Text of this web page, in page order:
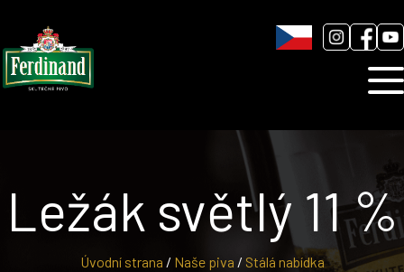
Blog
Úvodní strana / Naše piva / Stálá nabídka
Ležák světlý 11 %